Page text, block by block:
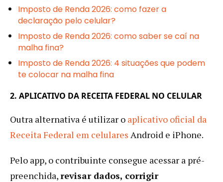
Imposto de Renda 2026: como fazer a
declaração pelo celular?
Imposto de Renda 2026: como saber se caí na
malha fina?
Imposto de Renda 2026: 4 situações que podem
te colocar na malha fina
2. APLICATIVO DA RECEITA FEDERAL NO CELULAR
Outra alternativa é utilizar o aplicativo oficial da
Receita Federal em celulares Android e iPhone.
Pelo app, o contribuinte consegue acessar a pré-
preenchida,revisar dados, corrigir